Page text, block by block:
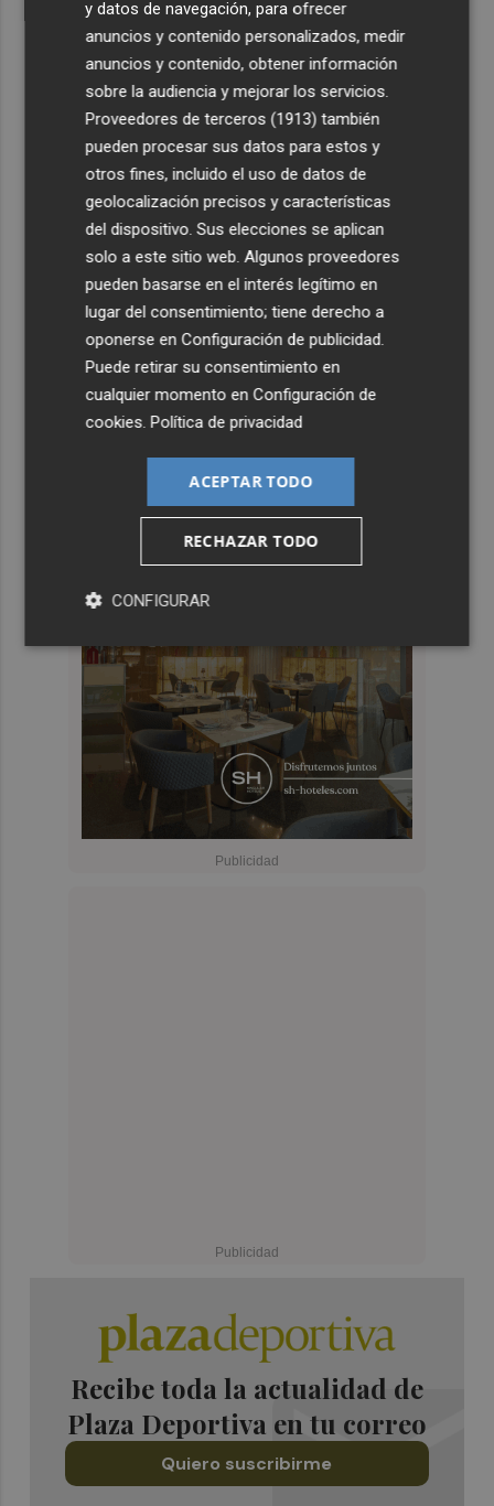
Recibe toda la actualidad de
Plaza Deportiva en tu correo
Quiero suscribirme
y datos de navegación, para ofrecer
anuncios y contenido personalizados, medir
anuncios y contenido, obtener información
sobre la audiencia y mejorar los servicios.
Proveedores de terceros (1913) también
pueden procesar sus datos para estos y
otros fines, incluido el uso de datos de
geolocalización precisos y características
del dispositivo. Sus elecciones se aplican
solo a este sitio web. Algunos proveedores
pueden basarse en el interés legítimo en
lugar del consentimiento; tiene derecho a
oponerse enConfiguración de publicidad
Puede retirar su consentimiento en
cualquier momento enConfiguración de
cookies .Política de privacidad
ACEPTAR TODO
RECHAZAR TODO
CONFIGURAR